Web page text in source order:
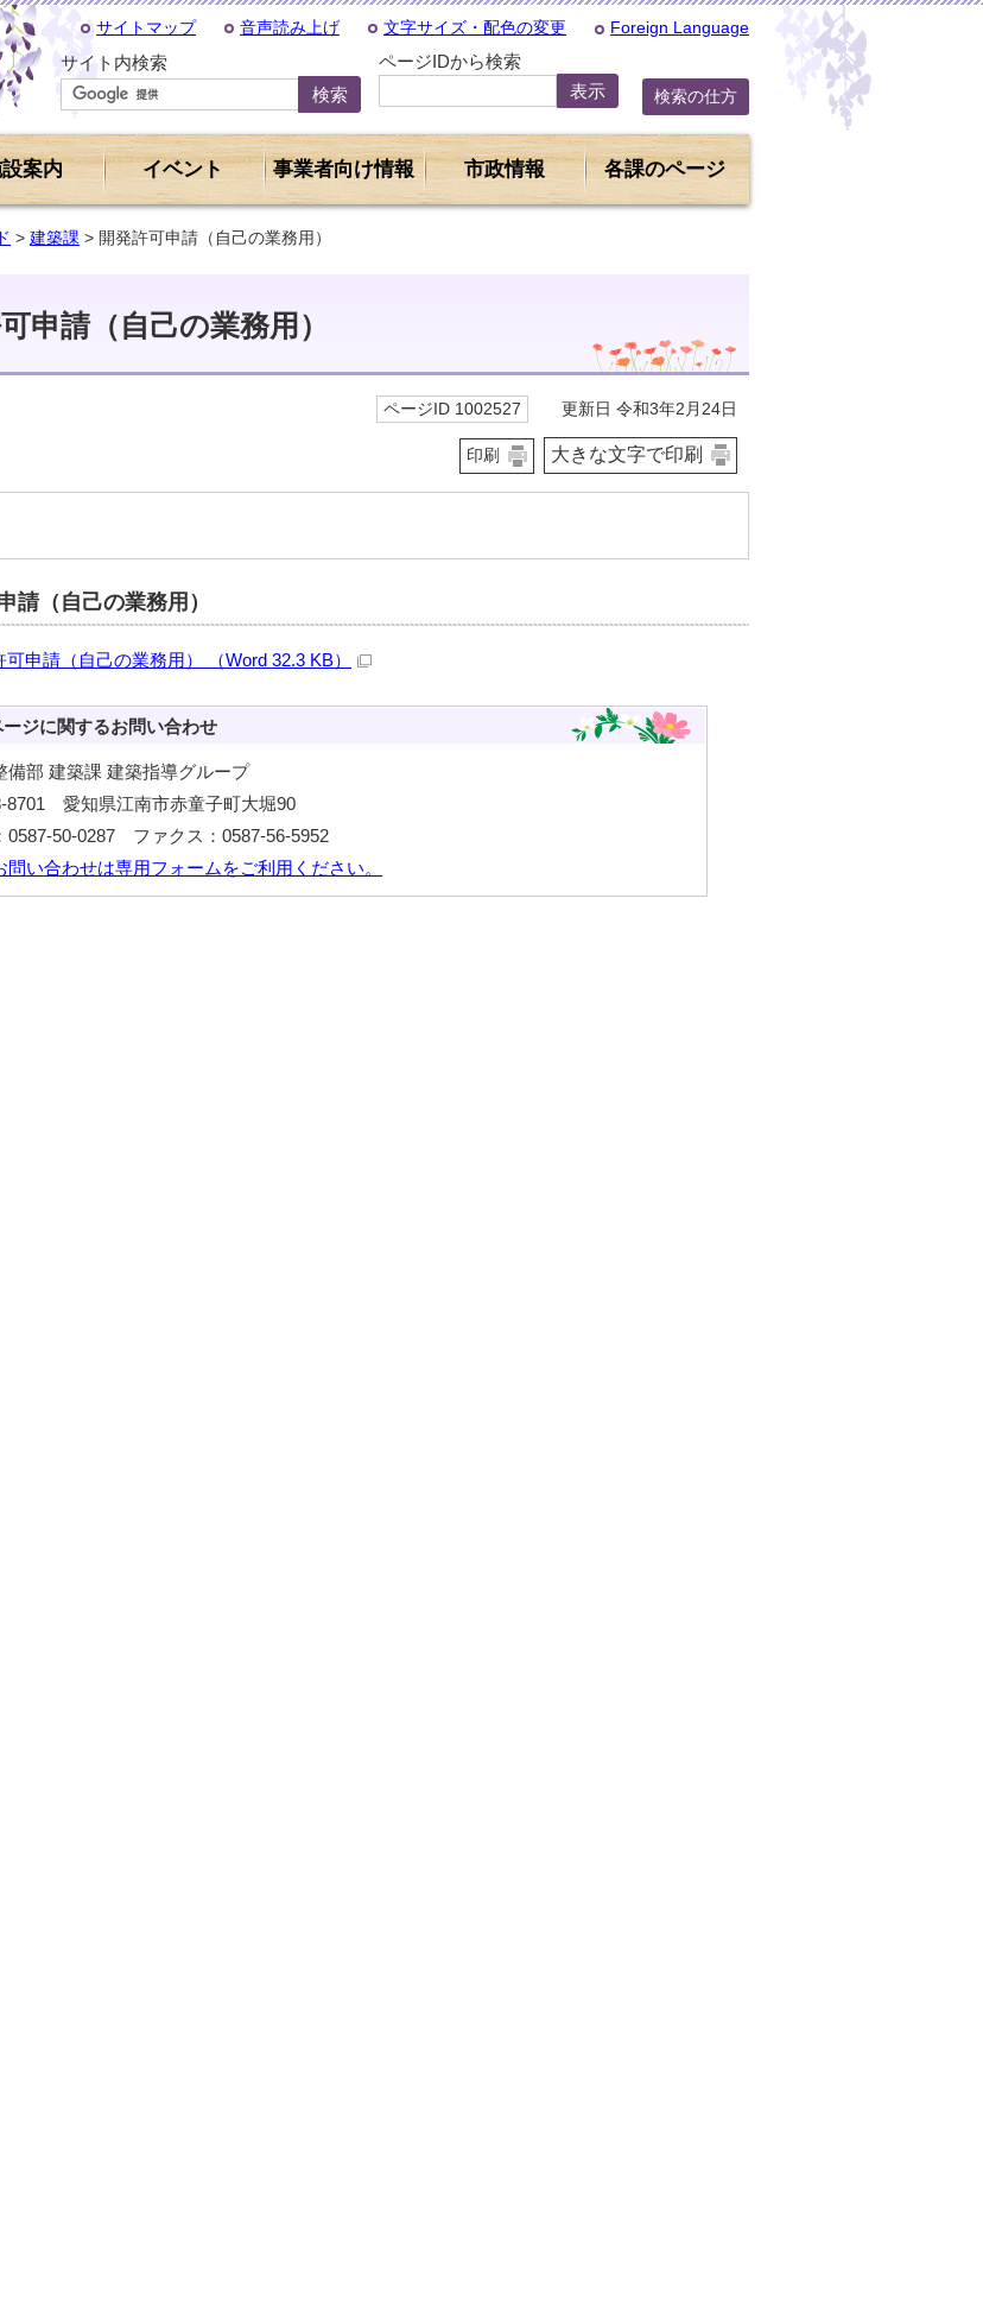
サイトマップ 音声読み上げ 文字サイズ・配色の変更 Foreign Language
サイト内検索 ページIDから検索
検索の仕方
案内 イベント 事業者向け情報 市政情報 各課のページ
> 建築課 > 開発許可申請（自己の業務用）
申請（自己の業務用）
ページID 1002527 更新日 令和3年2月24日
印刷 大きな文字で印刷
請（自己の業務用）
可申請（自己の業務用） （Word 32.3 KB）
ジに関するお問い合わせ
備部 建築課 建築指導グループ
8701 愛知県江南市赤童子町大堀90
0587-50-0287 ファクス：0587-56-5952
問い合わせは専用フォームをご利用ください。